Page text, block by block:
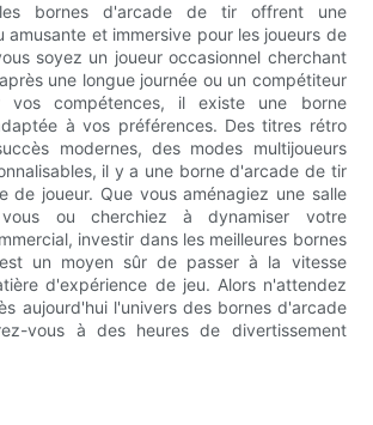
les bornes d'arcade de tir offrent une
amusante et immersive pour les joueurs de
soyez un joueur occasionnel cherchant
une longue journée ou un compétiteur
compétences, il existe une borne
à vos préférences. Des titres rétro
modernes, des modes multijoueurs
il y a une borne d'arcade de tir
de joueur. Que vous aménagiez une salle
ou cherchiez à dynamiser votre
investir dans les meilleures bornes
un moyen sûr de passer à la vitesse
d'expérience de jeu. Alors n'attendez
aujourd'hui l'univers des bornes d'arcade
vous à des heures de divertissement